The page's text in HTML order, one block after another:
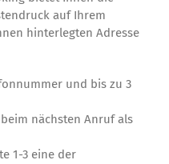
auf Ihrem
hinterlegten Adresse
und bis zu 3
nächsten Anruf als
1-3 eine der